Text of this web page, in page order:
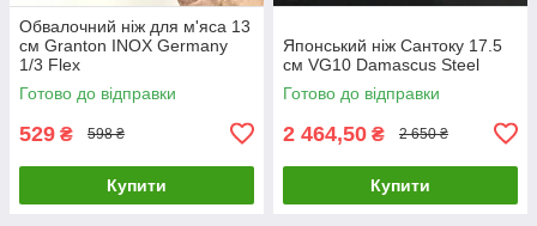
Обвалочний ніж для м'яса 13
см Granton INOX Germany
1/3 Flex
Готово до відправки
529 ₴ 598 ₴
Купити
Японський ніж Сантоку 17.5
см VG10 Damascus Steel
Готово до відправки
2 464,50 ₴ 2 650 ₴
Купити